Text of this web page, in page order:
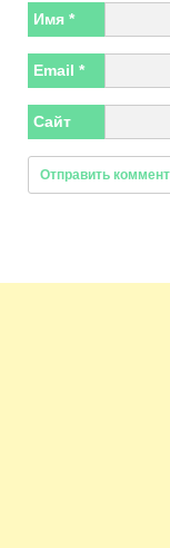
Имя *
Email *
Сайт